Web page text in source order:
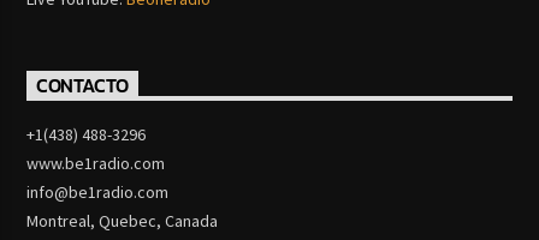
CONTACTO
+1(438) 488-3296
www.be1radio.com
info@be1radio.com
Montreal, Quebec, Canada